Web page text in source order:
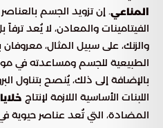
المناعي. إن تزويد الجسم
والزنك، على سبيل المثال،
الطبيعية للجسم ومساعدته في
بالإضافة إلى ذلك، يُنصح بتناول
اللبنات الأساسية اللازمة لإنتاج
المضادة، التي تُعد عناصر حيوية في